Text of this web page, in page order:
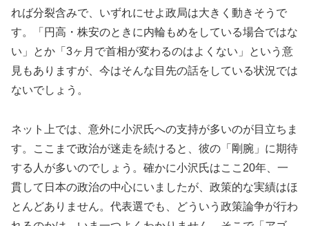
れば分裂含みで、いずれにせよ政局は大きく動きそうで
す。「円高・株安のときに内輪もめをしている場合ではな
い」とか「3ヶ月で首相が変わるのはよくない」という意
見もありますが、今はそんな目先の話をしている状況では
ないでしょう。
ネット上では、意外に小沢氏への支持が多いのが目立ちま
す。ここまで政治が迷走を続けると、彼の「剛腕」に期待
する人が多いのでしょう。確かに小沢氏はここ20年、一
貫して日本の政治の中心にいましたが、政策的な実績はほ
とんどありません。代表選でも、どういう政策論争が行わ